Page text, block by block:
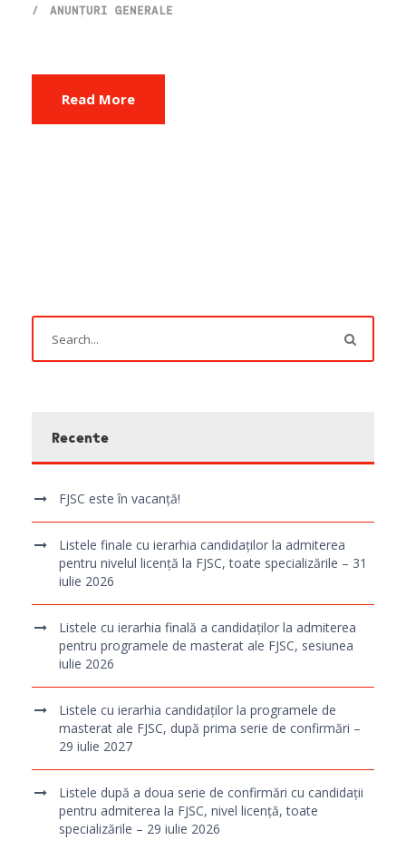
ANUNȚURI GENERALE
Read More
Recente
FJSC este în vacanță!
Listele finale cu ierarhia candidaților la admiterea
pentru nivelul licență la FJSC, toate specializările – 31
iulie 2026
Listele cu ierarhia finală a candidaților la admiterea
pentru programele de masterat ale FJSC, sesiunea
iulie 2026
Listele cu ierarhia candidaților la programele de
masterat ale FJSC, după prima serie de confirmări –
29 iulie 2027
Listele după a doua serie de confirmări cu candidații
pentru admiterea la FJSC, nivel licență, toate
specializările – 29 iulie 2026